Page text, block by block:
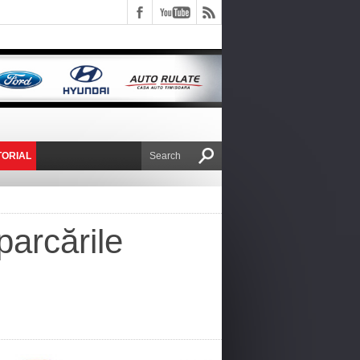
VICTOR NAFIRU